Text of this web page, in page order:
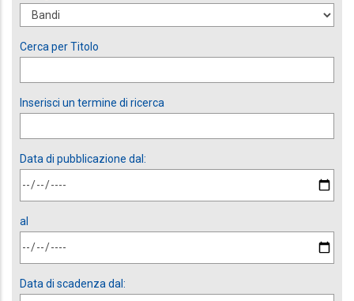
Cerca per Titolo
Inserisci un termine di ricerca
Data di pubblicazione dal:
al
Data di scadenza dal: